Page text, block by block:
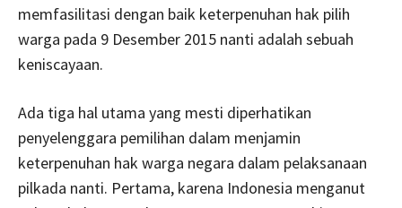
memfasilitasi dengan baik keterpenuhan hak pilih
warga pada 9 Desember 2015 nanti adalah sebuah
keniscayaan.
Ada tiga hal utama yang mesti diperhatikan
penyelenggara pemilihan dalam menjamin
keterpenuhan hak warga negara dalam pelaksanaan
pilkada nanti. Pertama, karena Indonesia menganut